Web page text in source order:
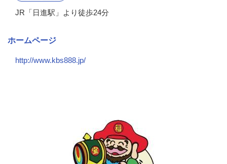
JR「日進駅」より徒歩24分
ホームページ
http://www.kbs888.jp/